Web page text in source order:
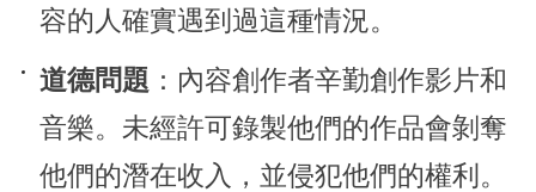
容的人確實遇到過這種情況。
道德問題 ：內容創作者辛勤創作影片和
音樂。未經許可錄製他們的作品會剝奪
他們的潛在收入，並侵犯他們的權利。